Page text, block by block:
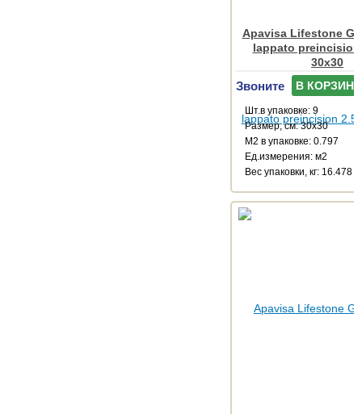
Apavisa Lifestone
lappato preincision
30x30
Звоните В КОРЗИНУ
Шт.в упаковке: 9
Размер, см: 30x30
М2 в упаковке: 0.797
Ед.измерения: м2
Веc упаковки, кг: 16.478